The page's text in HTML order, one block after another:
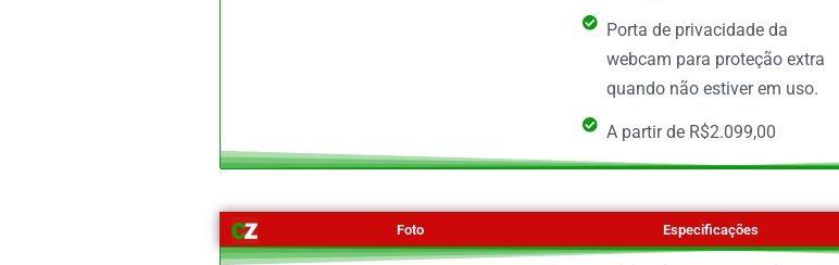
Porta de privacidade da
webcam para proteção extra
quando não estiver em uso.
A partir de R$2.099,00
Foto Especificações